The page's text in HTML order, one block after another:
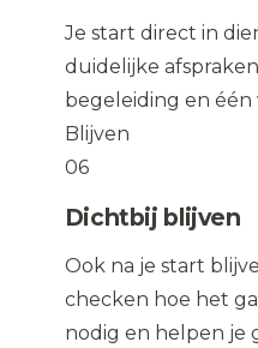
Je start direct in
duidelijke
begeleiding en
Blijven
06
Dichtbij blijven
Ook na je start
checken hoe het
nodig en helpen je